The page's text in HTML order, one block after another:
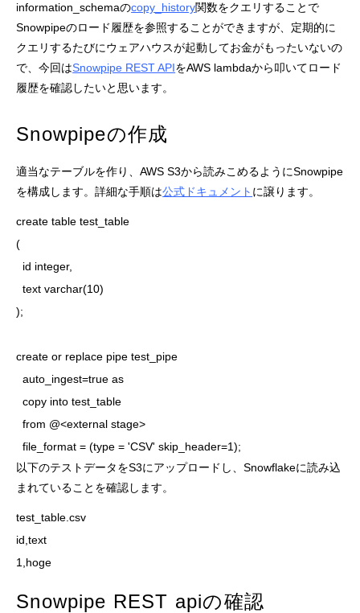
information_schemaのcopy_history関数をクエリすることで
Snowpipeのロード履歴を参照することができますが、定期的に
クエリするたびにウェアハウスが起動してお金がもったいないの
で、今回はSnowpipe REST APIをAWS lambdaから叩いてロード
履歴を確認したいと思います。
Snowpipeの作成
適当なテーブルを作り、AWS S3から読みこめるようにSnowpipe
を構成します。詳細な手順は公式ドキュメント に譲ります。
create table test_table
(
  id integer,
  text varchar(10)
);
create or replace pipe test_pipe
  auto_ingest=true as
  copy into test_table
  from @<external stage>
  file_format = (type = 'CSV' skip_header=1);
以下のテストデータをS3にアップロードし、Snowflakeに読み込
まれていることを確認します。
test_table.csv
id,text
1,hoge
Snowpipe REST apiの確認